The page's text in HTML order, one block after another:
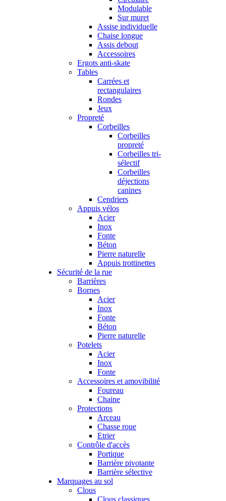
Modulable
Sur muret
Assise individuelle
Chaise longue
Assis debout
Accessoires
Ergots anti-skate
Tables
Carrées et
rectangulaires
Rondes
Jeux
Propreté
Corbeilles
Corbeilles
propreté
Corbeilles tri-
sélectif
Corbeilles
déjections
canines
Cendriers
Appuis vélos
Acier
Inox
Fonte
Béton
Pierre naturelle
Appuis trottinettes
Sécurité de la rue
Barrières
Bornes
Acier
Inox
Fonte
Béton
Pierre naturelle
Potelets
Acier
Inox
Fonte
Accessoires et amovibilité
Foureau
Chaine
Protections
Arceau
Chasse roue
Etrier
Contrôle d'accès
Portique
Barrière pivotante
Barrière sélective
Marquages au sol
Clous
Clous classiques